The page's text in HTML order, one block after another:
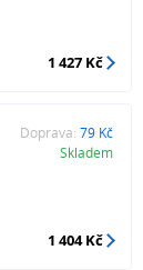
1 427 Kč
Doprava: 79 Kč
Skladem
1 404 Kč